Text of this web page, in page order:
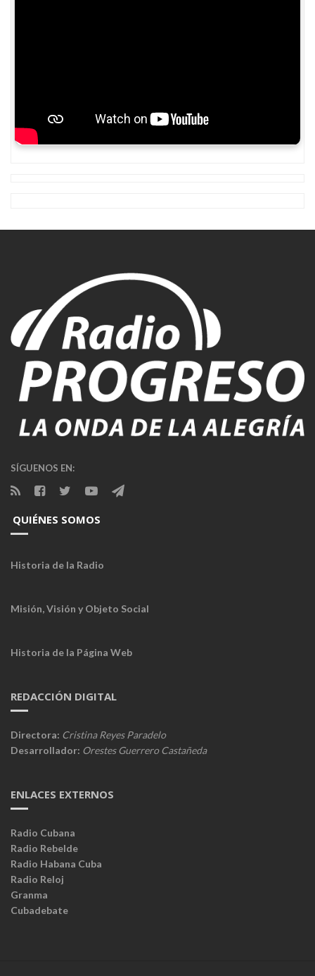
SÍGUENOS EN:
QUIÉNES SOMOS
Historia de la Radio
Misión, Visión y Objeto Social
Historia de la Página Web
REDACCIÓN DIGITAL
Directora: Cristina Reyes Paradelo
Desarrollador: Orestes Guerrero Castañeda
ENLACES EXTERNOS
Radio Cubana
Radio Rebelde
Radio Habana Cuba
Radio Reloj
Granma
Cubadebate